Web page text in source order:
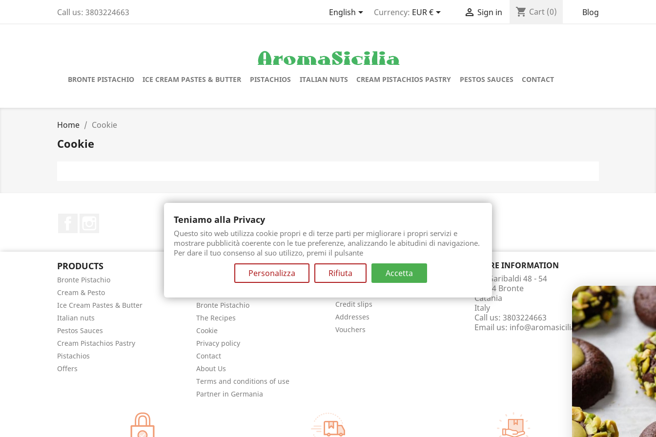
Call us: 3803224663 English Currency: EUR €  Sign in shopping_cart Cart (0) Blog
BRONTE PISTACHIO ICE CREAM PASTES & BUTTER PISTACHIOS ITALIAN NUTS CREAM PISTACHIOS PASTRY PESTOS SAUCES CONTACT
Home Cookie
Cookie
PRODUCTS
Bronte Pistachio
Cream & Pesto
Ice Cream Pastes & Butter
Italian nuts
Pestos Sauces
Cream Pistachios Pastry
Pistachios
Offers
OUR COMPANY
Bronte Pistachio
The Recipes
Cookie
Privacy policy
Contact
About Us
Terms and conditions of use
Partner in Germania
YOUR ACCOUNT
Personal info
Credit slips
Addresses
Vouchers
STORE INFORMATION
Via Garibaldi 48 - 54
95034 Bronte
Catania
Italy
Call us: 3803224663
Email us: info@aromasicilia.com
Teniamo alla Privacy
Questo sito web utilizza cookie propri e di terze parti per migliorare i propri servizi e
mostrare pubblicità coerente con le tue preferenze, analizzando le abitudini di navigazione.
Per dare il tuo consenso al suo utilizzo, premi il pulsante
Personalizza Rifiuta Accetta
Registrati per
Email